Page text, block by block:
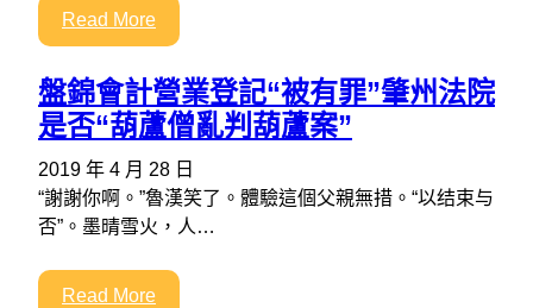
Read More
盤錦會計營業登記“被有罪”肇州法院
是否“葫蘆僧亂判葫蘆案”
2019 年 4 月 28 日
“謝謝你啊。”魯漢笑了。體驗這個父親無措。“以结束与
否”。墨晴雪火，人…
Read More